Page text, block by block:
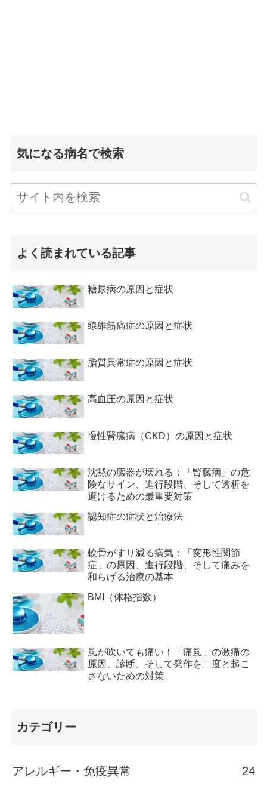
気になる病名で検索
よく読まれている記事
糖尿病の原因と症状
線維筋痛症の原因と症状
脂質異常症の原因と症状
高血圧の原因と症状
慢性腎臓病（CKD）の原因と症状
沈黙の臓器が壊れる：「腎臓病」の危
険なサイン、進行段階、そして透析を
避けるための最重要対策
認知症の症状と治療法
軟骨がすり減る病気：「変形性関節
症」の原因、進行段階、そして痛みを
和らげる治療の基本
BMI（体格指数）
風が吹いても痛い！「痛風」の激痛の
原因、診断、そして発作を二度と起こ
さないための対策
カテゴリー
アレルギー・免疫異常 24